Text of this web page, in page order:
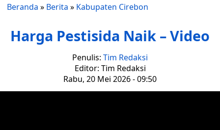
Beranda » Berita » Kabupaten Cirebon
‎Harga Pestisida Naik – Video
Penulis: Tim Redaksi
Editor: Tim Redaksi
Rabu, 20 Mei 2026 - 09:50